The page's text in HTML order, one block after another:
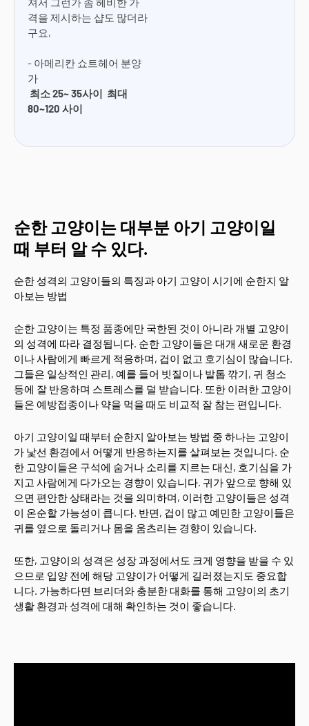
격을 제시하는 샵도 많더라
구요,
- 아메리칸 쇼트헤어 분양
가
최소 25~ 35사이 최대
80~120 사이
순한 고양이는 대부분 아기 고양이일
때 부터 알 수 있다.
순한 성격의 고양이들의 특징과 아기 고양이 시기에 순한지 알
아보는 방법
순한 고양이는 특정 품종에만 국한된 것이 아니라 개별 고양이
의 성격에 따라 결정됩니다. 순한 고양이들은 대개 새로운 환경
이나 사람에게 빠르게 적응하며, 겁이 없고 호기심이 많습니다.
그들은 일상적인 관리, 예를 들어 빗질이나 발톱 깎기, 귀 청소
등에 잘 반응하며 스트레스를 덜 받습니다. 또한 이러한 고양이
들은 예방접종이나 약을 먹을 때도 비교적 잘 참는 편입니다.
아기 고양이일 때부터 순한지 알아보는 방법 중 하나는 고양이
가 낯선 환경에서 어떻게 반응하는지를 살펴보는 것입니다. 순
한 고양이들은 구석에 숨거나 소리를 지르는 대신, 호기심을 가
지고 사람에게 다가오는 경향이 있습니다. 귀가 앞으로 향해 있
으면 편안한 상태라는 것을 의미하며, 이러한 고양이들은 성격
이 온순할 가능성이 큽니다. 반면, 겁이 많고 예민한 고양이들은
귀를 옆으로 돌리거나 몸을 움츠리는 경향이 있습니다.
또한, 고양이의 성격은 성장 과정에서도 크게 영향을 받을 수 있
으므로 입양 전에 해당 고양이가 어떻게 길러졌는지도 중요합
니다. 가능하다면 브리더와 충분한 대화를 통해 고양이의 초기
생활 환경과 성격에 대해 확인하는 것이 좋습니다.